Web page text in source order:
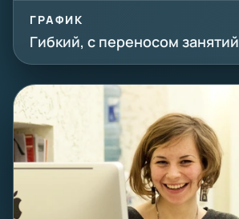
ГРАФИК
Гибкий, с переносом занятий